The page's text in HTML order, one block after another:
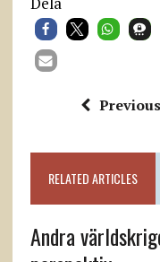
RELATED ARTICLES
Andra